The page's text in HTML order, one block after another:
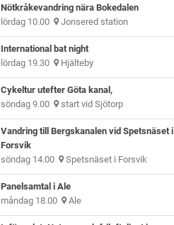
Nötkråkevandring nära Bokedalen
lördag 10.00 Jonsered station
International bat night
lördag 19.30 Hjälteby
Cykeltur utefter Göta kanal,
söndag 9.00 start vid Sjötorp
Vandring till Bergskanalen vid Spetsnäset i
Forsvik
söndag 14.00 Spetsnäset i Forsvik
Panelsamtal i Ale
måndag 18.00 Ale